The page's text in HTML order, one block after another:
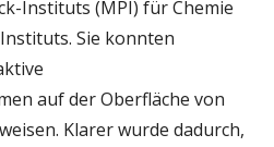
Instituts (MPI) für Chemie
Sie konnten
auf der Oberfläche von
Klarer wurde dadurch,